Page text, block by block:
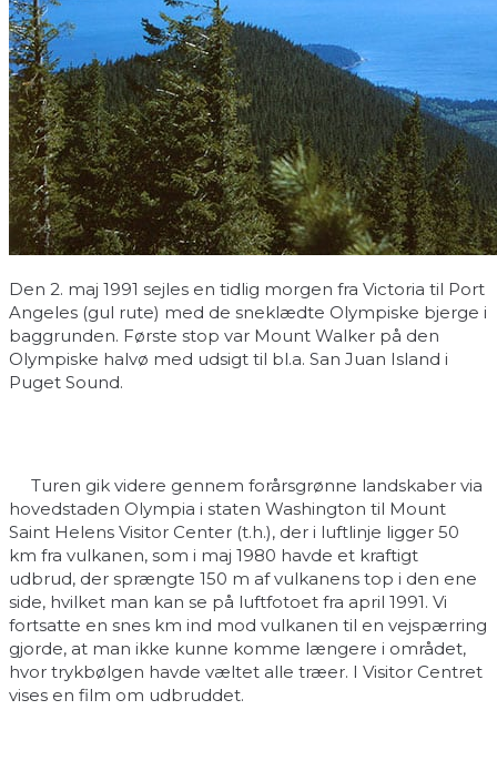
Den 2. maj 1991 sejles en tidlig morgen fra Victoria til Port
Angeles (gul rute) med de sneklædte Olympiske bjerge i
baggrunden. Første stop var Mount Walker på den
Olympiske halvø med udsigt til bl.a. San Juan Island i
Puget Sound.
Turen gik videre gennem forårsgrønne landskaber via
hovedstaden Olympia i staten Washington til Mount
Saint Helens Visitor Center (t.h.), der i luftlinje ligger 50
km fra vulkanen, som i maj 1980 havde et kraftigt
udbrud, der sprængte 150 m af vulkanens top i den ene
side, hvilket man kan se på luftfotoet fra april 1991. Vi
fortsatte en snes km ind mod vulkanen til en vejspærring
gjorde, at man ikke kunne komme længere i området,
hvor trykbølgen havde væltet alle træer. I Visitor Centret
vises en film om udbruddet.